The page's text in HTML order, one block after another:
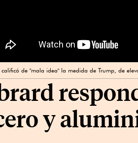
calificó de "mala idea" la medida de Trump, de
y